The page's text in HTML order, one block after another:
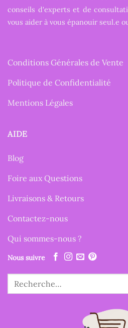
conseils d'experts et de
vous aider à vous épanouir seul.e
Conditions Générales de Vente
Politique de Confidentialité
Mentions Légales
AIDE
Blog
Foire aux Questions
Livraisons & Retours
Contactez-nous
Qui sommes-nous ?
Nous suivre
Recherche
pour :